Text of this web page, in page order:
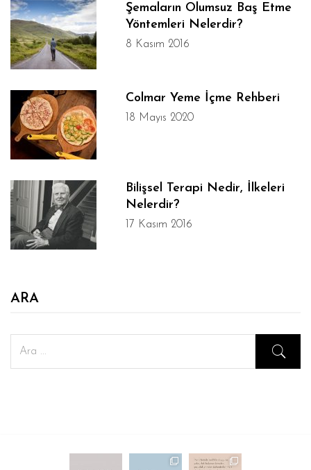
Şemaların Olumsuz Baş Etme
Yöntemleri Nelerdir?
8 Kasım 2016
Colmar Yeme İçme Rehberi
18 Mayıs 2020
Bilişsel Terapi Nedir, İlkeleri
Nelerdir?
17 Kasım 2016
ARA